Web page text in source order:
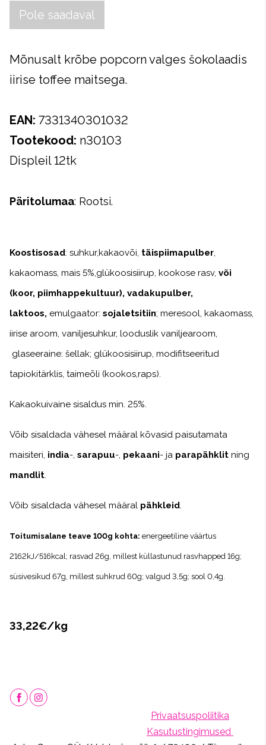
Pole saadaval
Mõnusalt krõbe popcorn valges šokolaadis
iirise toffee maitsega.
EAN: 7331340301032
Tootekood: n30103
Displeil 12tk
Päritolumaa: Rootsi.
Koostisosad: suhkur,kakaovõi, täispiimapulber,
kakaomass, mais 5%,glükoosisiirup, kookose rasv, või
(koor, piimhappekultuur), vadakupulber,
laktoos, emulgaator: sojaletsitiin; meresool, kakaomass,
iirise aroom, vaniljesuhkur, looduslik vaniljearoom,
glaseeraine: šellak; glükoosisiirup, modifitseeritud
tapiokitärklis, taimeõli (kookos,raps).
Kakaokuivaine sisaldus min. 25%.
Võib sisaldada vähesel määral kõvasid paisutamata
maisiteri, india-, sarapuu-, pekaani- ja parapähklit ning
mandlit.
Võib sisaldada vähesel määral pähkleid.
Toitumisalane teave 100g kohta: energeetiline väärtus
2162kJ/516kcal; rasvad 26g, millest küllastunud rasvhapped 16g;
süsivesikud 67g, millest suhkrud 60g; valgud 3,5g; sool 0,4g.
33,22€/kg
Privaatsuspoliitika
Kasutustingimused